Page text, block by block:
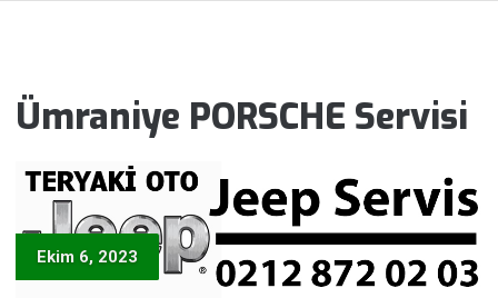
Ümraniye PORSCHE Servisi
Ekim 6, 2023